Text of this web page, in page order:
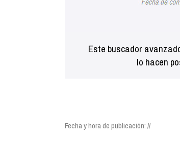
Este buscador
lo hacen
Fecha y hora de publicación: //